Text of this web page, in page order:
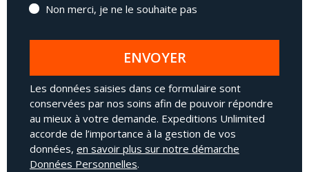
Non merci, je ne le souhaite pas
ENVOYER
Les données saisies dans ce formulaire sont
conservées par nos soins afin de pouvoir répondre
au mieux à votre demande. Expeditions Unlimited
accorde de l’importance à la gestion de vos
données, en savoir plus sur notre démarche
Données Personnelles.